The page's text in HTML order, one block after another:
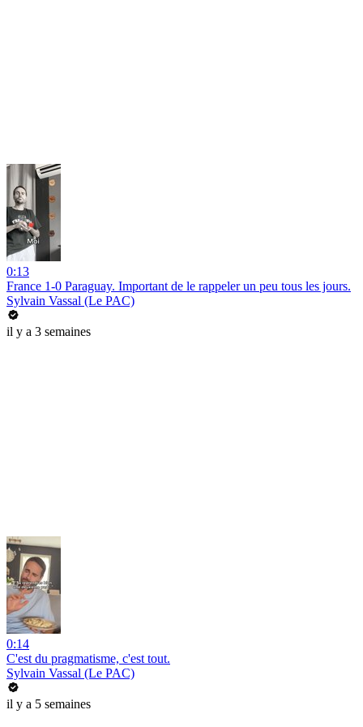
0:13
France 1-0 Paraguay. Important de le rappeler un peu tous les jours.
Sylvain Vassal (Le PAC)
il y a 3 semaines
0:14
C'est du pragmatisme, c'est tout.
Sylvain Vassal (Le PAC)
il y a 5 semaines